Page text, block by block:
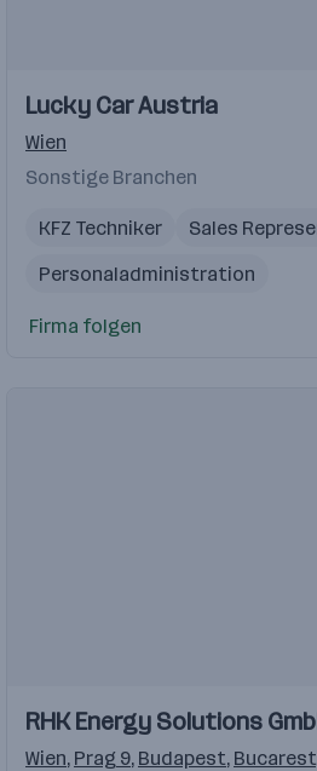
Einblicke
Lucky Car Austria
Wien
Sonstige Branchen
KFZ Techniker
Sales
Personaladministration
Junior Marketing Manager
Firma folgen
RHK Energy Solutions
Wien, Prag 9, Budapest,